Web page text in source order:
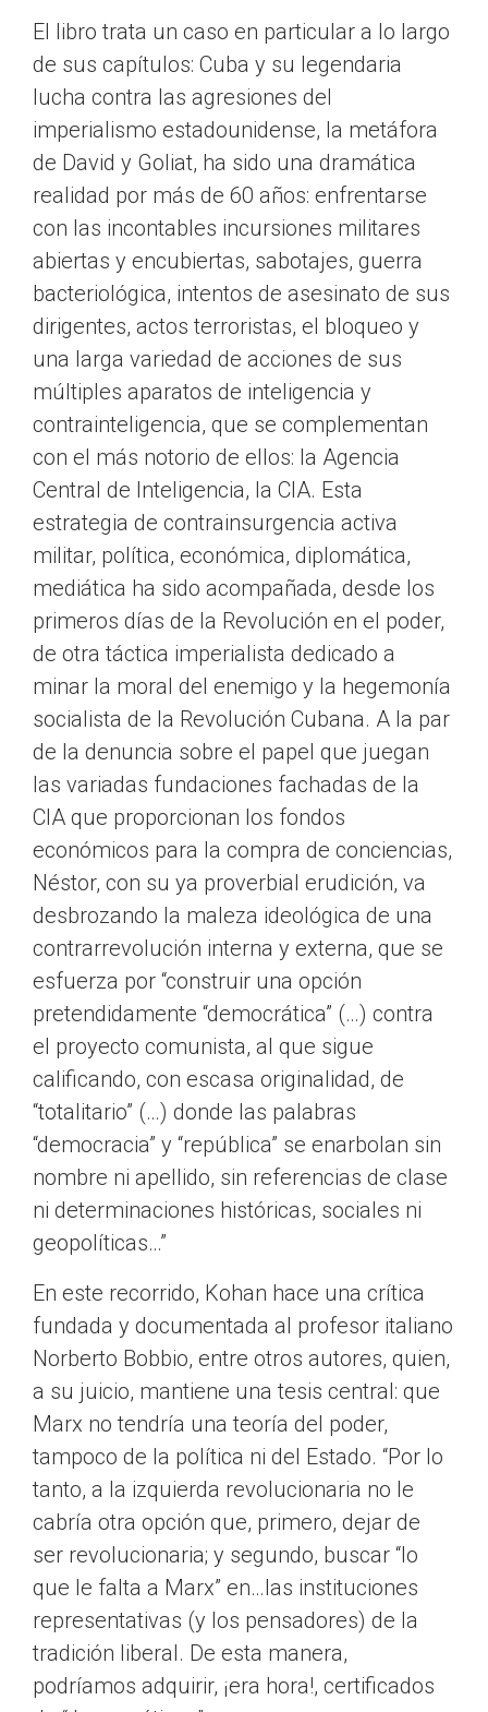
El libro trata un caso en particular a lo largo
de sus capítulos: Cuba y su legendaria
lucha contra las agresiones del
imperialismo estadounidense, la metáfora
de David y Goliat, ha sido una dramática
realidad por más de 60 años: enfrentarse
con las incontables incursiones militares
abiertas y encubiertas, sabotajes, guerra
bacteriológica, intentos de asesinato de sus
dirigentes, actos terroristas, el bloqueo y
una larga variedad de acciones de sus
múltiples aparatos de inteligencia y
contrainteligencia, que se complementan
con el más notorio de ellos: la Agencia
Central de Inteligencia, la CIA. Esta
estrategia de contrainsurgencia activa
militar, política, económica, diplomática,
mediática ha sido acompañada, desde los
primeros días de la Revolución en el poder,
de otra táctica imperialista dedicado a
minar la moral del enemigo y la hegemonía
socialista de la Revolución Cubana. A la par
de la denuncia sobre el papel que juegan
las variadas fundaciones fachadas de la
CIA que proporcionan los fondos
económicos para la compra de conciencias,
Néstor, con su ya proverbial erudición, va
desbrozando la maleza ideológica de una
contrarrevolución interna y externa, que se
esfuerza por “construir una opción
pretendidamente “democrática” (…) contra
el proyecto comunista, al que sigue
calificando, con escasa originalidad, de
“totalitario” (…) donde las palabras
“democracia” y “república” se enarbolan sin
nombre ni apellido, sin referencias de clase
ni determinaciones históricas, sociales ni
geopolíticas…”
En este recorrido, Kohan hace una crítica
fundada y documentada al profesor italiano
Norberto Bobbio, entre otros autores, quien,
a su juicio, mantiene una tesis central: que
Marx no tendría una teoría del poder,
tampoco de la política ni del Estado. “Por lo
tanto, a la izquierda revolucionaria no le
cabría otra opción que, primero, dejar de
ser revolucionaria; y segundo, buscar “lo
que le falta a Marx” en…las instituciones
representativas (y los pensadores) de la
tradición liberal. De esta manera,
podríamos adquirir, ¡era hora!, certificados